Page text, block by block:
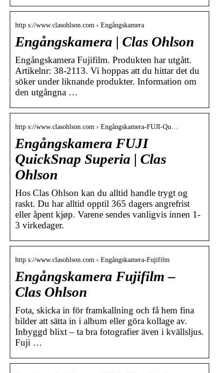
http s://www.clasohlson.com › Engångskamera
Engångskamera | Clas Ohlson
Engångskamera Fujifilm. Produkten har utgått.
Artikelnr: 38-2113. Vi hoppas att du hittar det du
söker under liknande produkter. Information om
den utgångna …
http s://www.clasohlson.com › Engångskamera-FUJI-Qu…
Engångskamera FUJI
QuickSnap Superia | Clas
Ohlson
Hos Clas Ohlson kan du alltid handle trygt og
raskt. Du har alltid opptil 365 dagers angrefrist
eller åpent kjøp. Varene sendes vanligvis innen 1-
3 virkedager.
http s://www.clasohlson.com › Engångskamera-Fujifilm
Engångskamera Fujifilm –
Clas Ohlson
Fota, skicka in för framkallning och få hem fina
bilder att sätta in i album eller göra kollage av.
Inbyggd blixt – ta bra fotografier även i kvällsljus.
Fuji …